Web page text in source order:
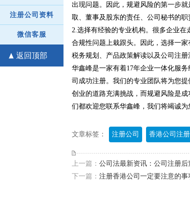
注册公司资料
微信客服
返回顶部
出现问题。因此，规避风险的第一步
取、董事及股东的责任、公司秘书的职
2.选择有经验的专业机构。很多企业
合规性问题上栽跟头。因此，选择一
税务规划、产品政策解读以及公司注
华鑫峰是一家有着17年企业一体化服
司成功注册。我们的专业团队将为您
创业的道路充满挑战，而规避风险是
们都欢迎您联系华鑫峰，我们将竭诚
文章标签： 注册公司 香港公司注册
上一篇： 公司法最新资讯：公司注册
下一篇： 注册香港公司一定要注意的事